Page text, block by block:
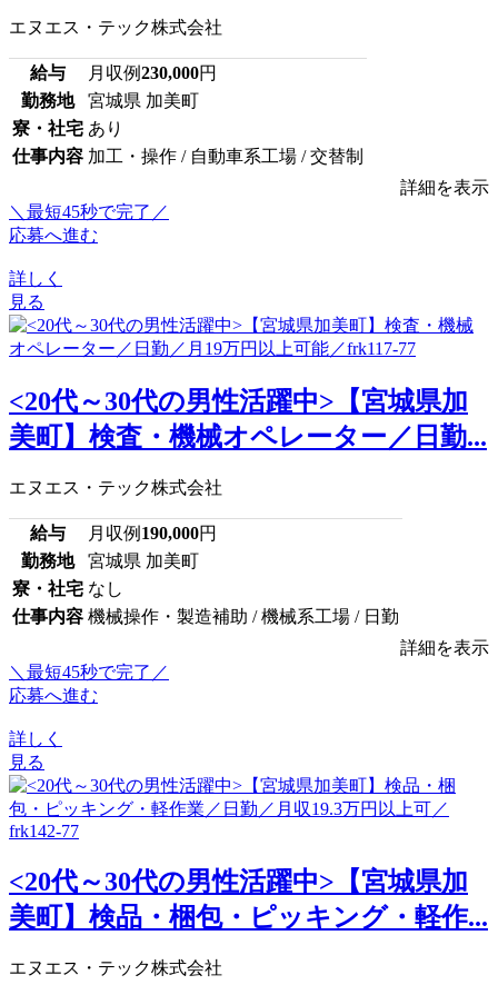
エヌエス・テック株式会社
給与 月収例230,000円
勤務地
宮城県 加美町
寮・社宅 あり
仕事内容 加工・操作 / 自動車系工場 / 交替制
詳細を表示
＼最短45秒で完了／
応募へ進む
詳しく
見る
<20代～30代の男性活躍中>【宮城県加
美町】検査・機械オペレーター／日勤...
エヌエス・テック株式会社
給与 月収例 190,000円
勤務地
宮城県 加美町
寮・社宅 なし
仕事内容 機械操作・製造補助 / 機械系工場 / 日勤
詳細を表示
＼最短45秒で完了／
応募へ進む
詳しく
見る
<20代～30代の男性活躍中>【宮城県加
美町】検品・梱包・ピッキング・軽作...
エヌエス・テック株式会社